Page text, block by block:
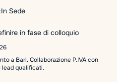
In Sede
in fase di colloquio
a Bari. Collaborazione P.IVA con
lead qualificati.